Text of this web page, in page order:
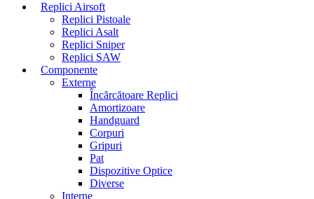
Replici Airsoft
Replici Pistoale
Replici Asalt
Replici Sniper
Replici SAW
Componente
Externe
Încărcătoare Replici
Amortizoare
Handguard
Corpuri
Gripuri
Pat
Dispozitive Optice
Diverse
Interne